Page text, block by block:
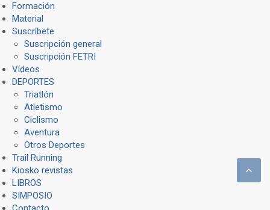
Formación
Material
Suscríbete
Suscripción general
Suscripción FETRI
Vídeos
DEPORTES
Triatlón
Atletismo
Ciclismo
Aventura
Otros Deportes
Trail Running
Kiosko revistas
LIBROS
SIMPOSIO